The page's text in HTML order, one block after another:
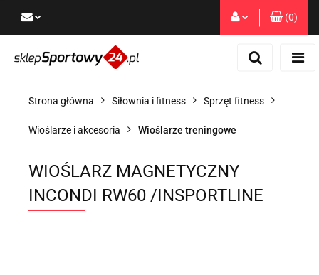
Dodaj zgłoszenie
(0)
Strona główna Siłownia i fitness Sprzęt fitness
Wioślarze i akcesoria Wioślarze treningowe
WIOŚLARZ MAGNETYCZNY
INCONDI RW60 /INSPORTLINE